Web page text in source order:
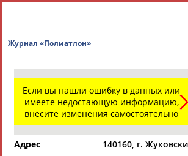
Если вы нашли ошибку в данных или
имеете недостающую информацию,
внесите изменения самостоятельно
Адрес
140160, г.